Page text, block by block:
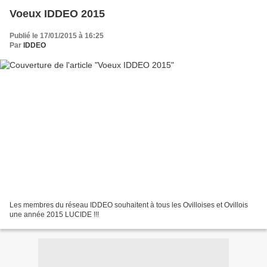
Voeux IDDEO 2015
Publié le 17/01/2015 à 16:25
Par IDDEO
Les membres du réseau IDDEO souhaitent à tous les Ovilloises et Ovillois
une année 2015 LUCIDE !!!